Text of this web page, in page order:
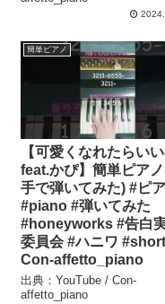
簡単ピアノ
【可愛くなれたらい
feat.かぴ】簡単ピア
手で弾いてみた) #ピ
#piano #弾いてみた
#honeyworks #告白
委員会 #ハニワ
Con-affetto_piano
出典：YouTube / Con-
affetto_piano